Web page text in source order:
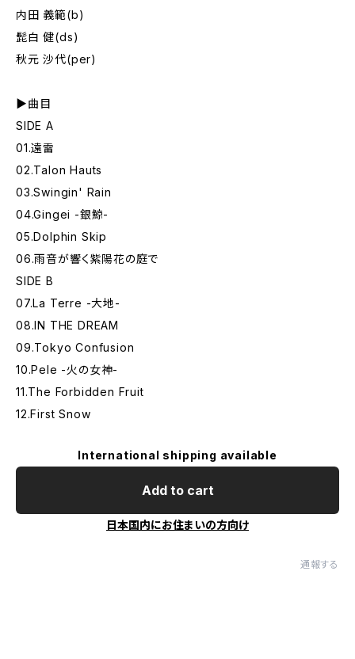
内田 義範(b)
髭白 健(ds)
秋元 沙代(per)
▶︎曲目
SIDE A
01.遠雷
02.Talon Hauts
03.Swingin' Rain
04.Gingei -銀鯨-
05.Dolphin Skip
06.雨音が響く紫陽花の庭で
SIDE B
07.La Terre -大地-
08.IN THE DREAM
09.Tokyo Confusion
10.Pele -火の女神-
11.The Forbidden Fruit
12.First Snow
International shipping available
Add to cart
日本国内にお住まいの方向け
通報する